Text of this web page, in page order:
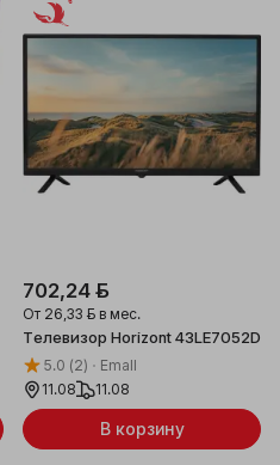
702,24 ƃ
От 26,33 ƃ в мес.
Телевизор Horizont 43LE7052D
5.0 (2)
Emall
11.08
11.08
В корзину